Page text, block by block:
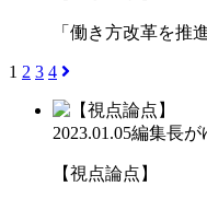
「働き方改革を
1 2 3 4
2023.01.05編集長が
【視点論点】